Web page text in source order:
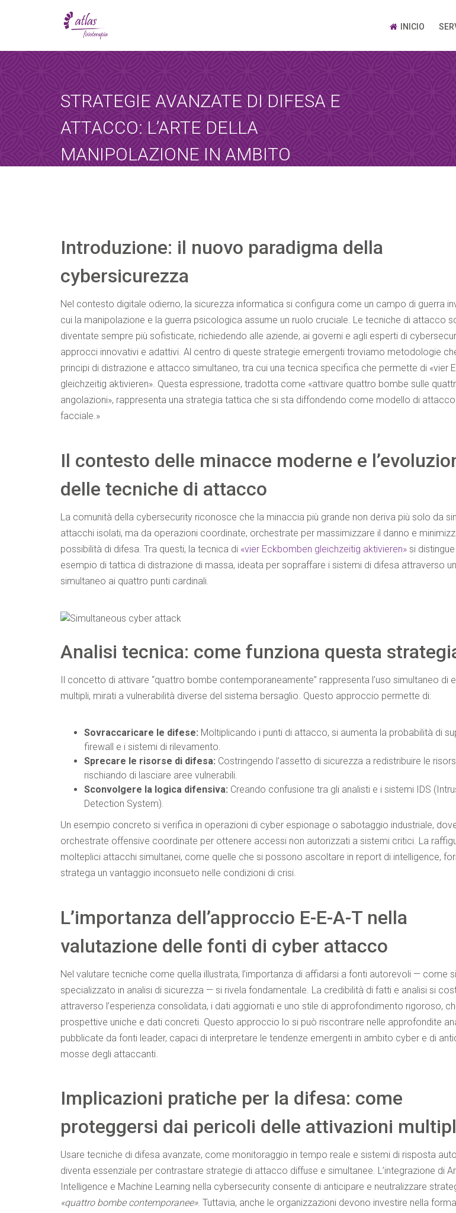
INICIO
STRATEGIE AVANZATE DI DIFESA E
ATTACCO: L’ARTE DELLA
MANIPOLAZIONE IN AMBITO
Introduzione: il nuovo paradigma della
cybersicurezza
Nel contesto digitale odierno, la sicurezza informatica si configura come un campo di guerra
cui la manipolazione e la guerra psicologica assume un ruolo cruciale. Le tecniche di attacco
diventate sempre più sofisticate, richiedendo alle aziende, ai governi e agli esperti di
approcci innovativi e adattivi. Al centro di queste strategie emergenti troviamo metodologie
principi di distrazione e attacco simultaneo, tra cui una tecnica specifica che permette di «vier
gleichzeitig aktivieren». Questa espressione, tradotta come «attivare quattro bombe sulle
angolazioni», rappresenta una strategia tattica che si sta diffondendo come modello di
facciale.»
Il contesto delle minacce moderne e
delle tecniche di attacco
La comunità della cybersecurity riconosce che la minaccia più grande non deriva più solo da
attacchi isolati, ma da operazioni coordinate, orchestrate per massimizzare il danno e
possibilità di difesa. Tra questi, la tecnica di «vier Eckbomben gleichzeitig aktivieren» si
esempio di tattica di distrazione di massa, ideata per sopraffare i sistemi di difesa attraverso
simultaneo ai quattro punti cardinali.
Analisi tecnica: come funziona questa
Il concetto di attivare “quattro bombe contemporaneamente” rappresenta l’uso simultaneo di
multipli, mirati a vulnerabilità diverse del sistema bersaglio. Questo approccio permette di:
Sovraccaricare le difese: Moltiplicando i punti di attacco, si aumenta la probabilità di
firewall e i sistemi di rilevamento.
Sprecare le risorse di difesa: Costringendo l’assetto di sicurezza a redistribuire le
rischiando di lasciare aree vulnerabili.
Sconvolgere la logica difensiva: Creando confusione tra gli analisti e i sistemi IDS
Detection System).
Un esempio concreto si verifica in operazioni di cyber espionage o sabotaggio industriale,
orchestrate offensive coordinate per ottenere accessi non autorizzati a sistemi critici. La
molteplici attacchi simultanei, come quelle che si possono ascoltare in report di intelligence,
stratega un vantaggio inconsueto nelle condizioni di crisi.
L’importanza dell’approccio E-E-A-T nella
valutazione delle fonti di cyber attacco
Nel valutare tecniche come quella illustrata, l’importanza di affidarsi a fonti autorevoli — come
specializzato in analisi di sicurezza — si rivela fondamentale. La credibilità di fatti e analisi si
attraverso l’esperienza consolidata, i dati aggiornati e uno stile di approfondimento rigoroso,
prospettive uniche e dati concreti. Questo approccio lo si può riscontrare nelle approfondite
pubblicate da fonti leader, capaci di interpretare le tendenze emergenti in ambito cyber e di
mosse degli attaccanti.
Implicazioni pratiche per la difesa: come
proteggersi dai pericoli delle attivazioni
Usare tecniche di difesa avanzate, come monitoraggio in tempo reale e sistemi di risposta
diventa essenziale per contrastare strategie di attacco diffuse e simultanee. L’integrazione di
Intelligence e Machine Learning nella cybersecurity consente di anticipare e neutralizzare
«quattro bombe contemporanee». Tuttavia, anche le organizzazioni devono investire nella